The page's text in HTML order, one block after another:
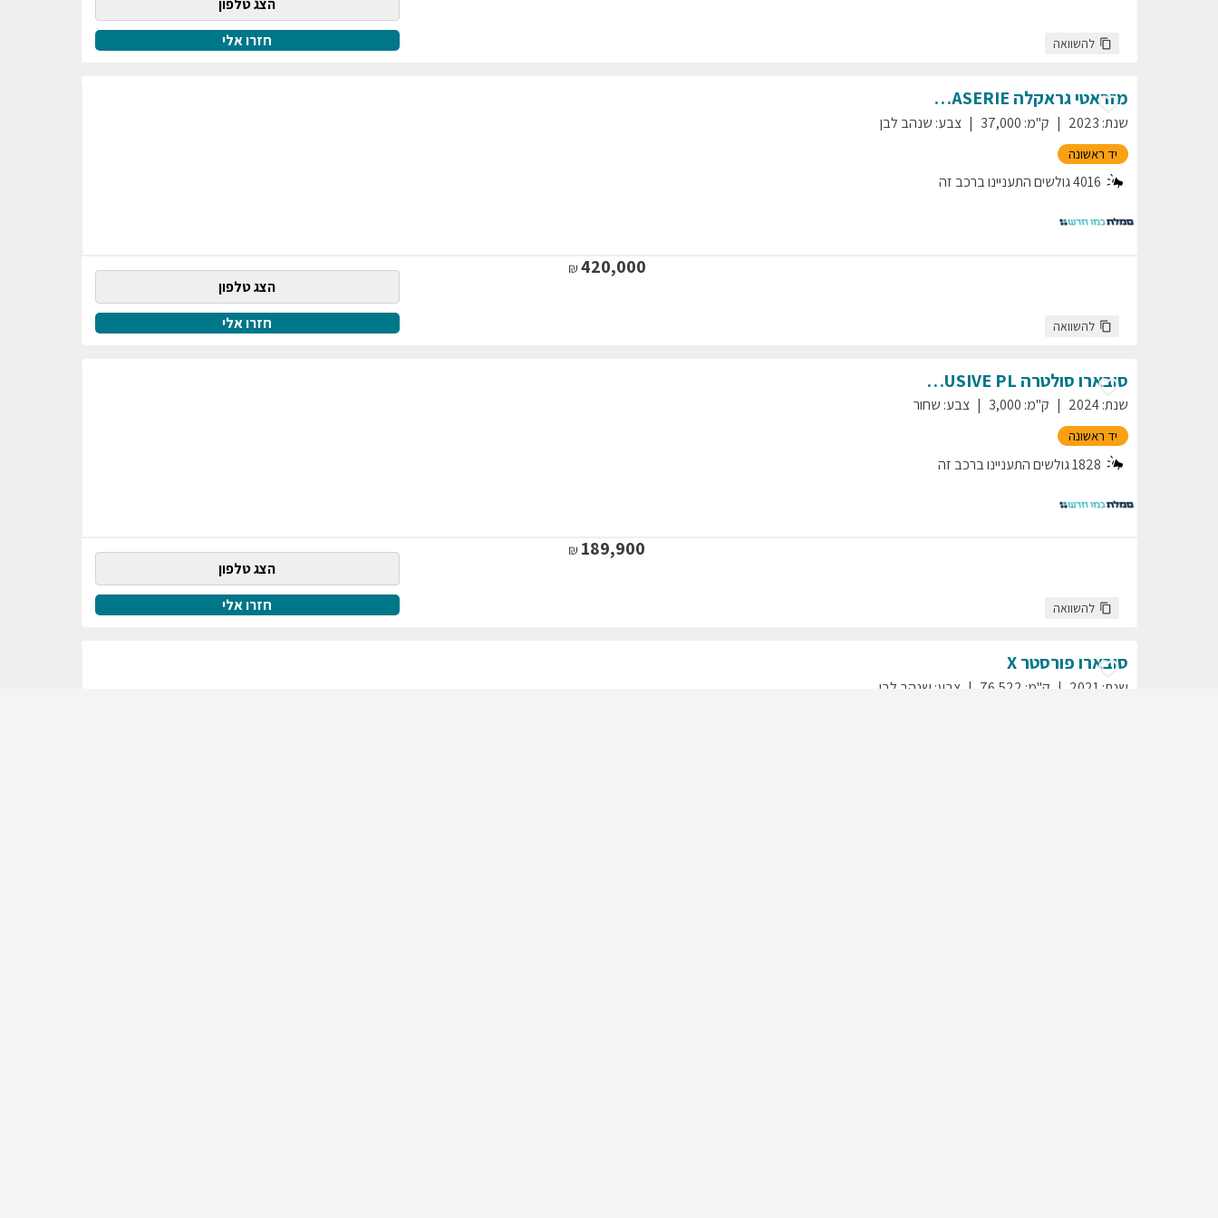
הצג טלפון
חזרו אלי
להשוואה
מזראטיגראקלה PRIMASERIE
שנת:
2023 ק"מ:
37,000 צבע: שנהב לבן
יד ראשונה
4016גולשים התעניינו ברכב זה
420,000
הצג טלפון
חזרו אלי
להשוואה
סובארוסולטרה EXCLUSIVE PL
שנת:
2024 ק"מ:
3,000 צבע: שחור
יד ראשונה
1828גולשים התעניינו ברכב זה
189,900
הצג טלפון
חזרו אלי
להשוואה
סובארופורסטר X
שנת:
2021 ק"מ:
76,522 צבע: שנהב לבן